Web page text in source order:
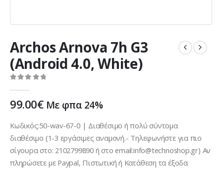
Archos Arnova 7h G3
(Android 4.0, White)
99.00€ Με φπα 24%
Κωδικός:50-wav-67-0 | Διαθέσιμο ή πολύ σύντομα
διαθέσιμο (1-3 εργάσιμες αναμονή.- Τηλεφωνήστε για πιο
σίγουρα στο: 2102799890 ή στο email:info@technoshop.gr) Αν
πληρώσετε με Paypal, Πιστωτική ή Κατάθεση τα έξοδα